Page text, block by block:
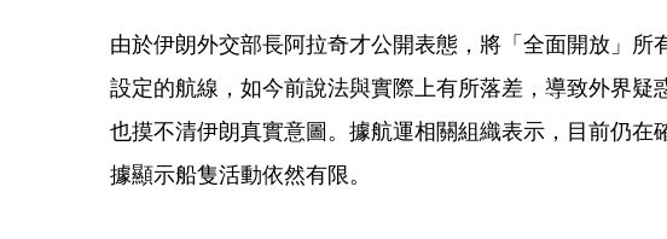
由於伊朗外交部長阿拉奇才公開表態，將「全面開放」所
設定的航線，如今前說法與實際上有所落差，導致外界疑
也摸不清伊朗真實意圖。據航運相關組織表示，目前仍在
據顯示船隻活動依然有限。